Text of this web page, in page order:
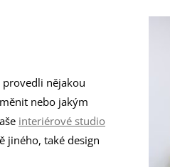
nějakou
nebo jakým
interiérové studio
jiného, také design